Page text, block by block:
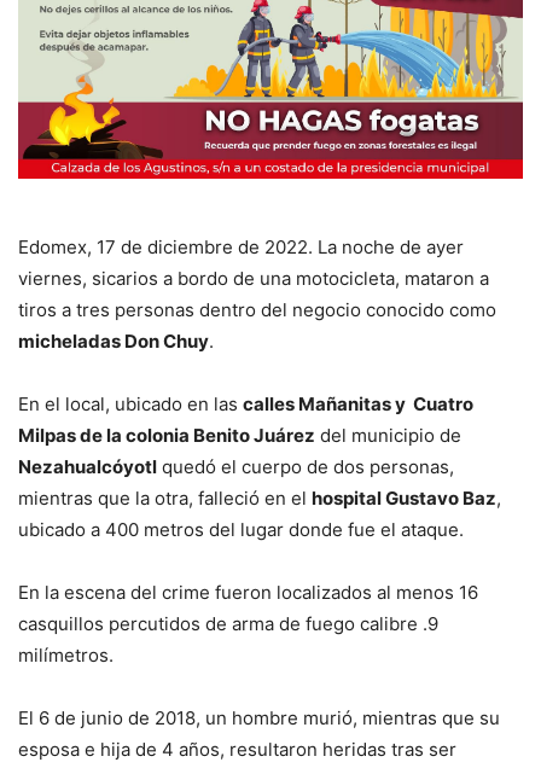
Edomex, 17 de diciembre de 2022. La noche de ayer
viernes, sicarios a bordo de una motocicleta, mataron a
tiros a tres personas dentro del negocio conocido como
micheladas Don Chuy.
En el local, ubicado en las calles Mañanitas y Cuatro
Milpas de la colonia Benito Juárez del municipio de
Nezahualcóyotl quedó el cuerpo de dos personas,
mientras que la otra, falleció en el hospital Gustavo Baz,
ubicado a 400 metros del lugar donde fue el ataque.
En la escena del crime fueron localizados al menos 16
casquillos percutidos de arma de fuego calibre .9
milímetros.
El 6 de junio de 2018, un hombre murió, mientras que su
esposa e hija de 4 años, resultaron heridas tras ser